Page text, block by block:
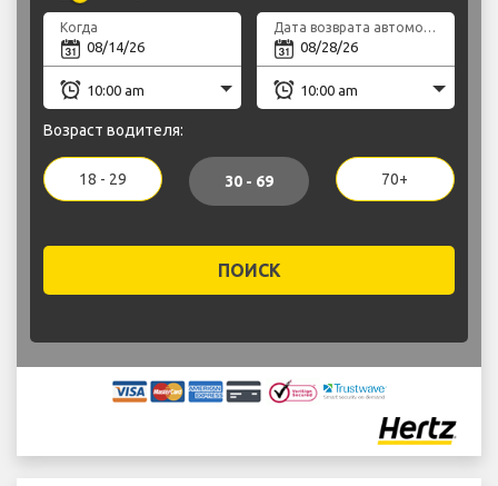
Когда Дата возврата автомобиля
Возраст водителя:
18 - 29 30 - 69 70+
ПОИСК